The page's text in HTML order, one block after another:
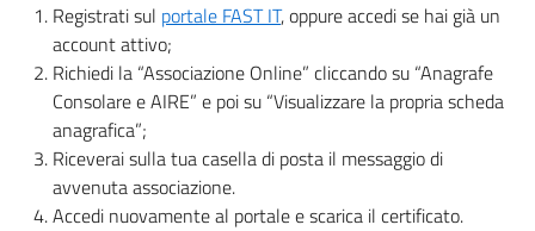
Registrati sul portale FAST IT, oppure accedi se hai già un
account attivo;
Richiedi la “Associazione Online” cliccando su “Anagrafe
Consolare e AIRE” e poi su “Visualizzare la propria scheda
anagrafica”;
Riceverai sulla tua casella di posta il messaggio di
avvenuta associazione.
Accedi nuovamente al portale e scarica il certificato.